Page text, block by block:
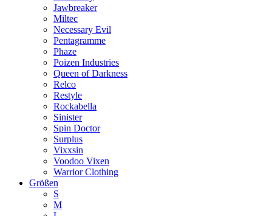
Jawbreaker
Miltec
Necessary Evil
Pentagramme
Phaze
Poizen Industries
Queen of Darkness
Relco
Restyle
Rockabella
Sinister
Spin Doctor
Surplus
Vixxsin
Voodoo Vixen
Warrior Clothing
Größen
S
M